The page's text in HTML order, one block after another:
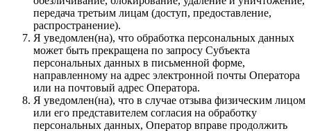
передача третьим лицам (доступ, предоставление,
распространение).
Я уведомлен(на), что обработка персональных данных
может быть прекращена по запросу Субъекта
персональных данных в письменной форме,
направленному на адрес электронной почты Оператора
или на почтовый адрес Оператора.
Я уведомлен(на), что в случае отзыва физическим лицом
или его представителем согласия на обработку
персональных данных, Оператор вправе продолжить